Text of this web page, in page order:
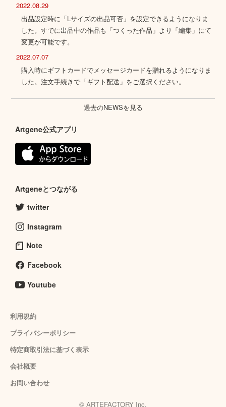
2022.08.29
出品設定時に「Lサイズの出品可否」を設定できるようになりま
した。すでに出品中の作品も「つくった作品」より「編集」にて
変更が可能です。
2022.07.07
購入時にギフトカードでメッセージカードを贈れるようになりま
した。注文手続きで「ギフト配送」をご選択ください。
過去のNEWSを見る
Artgene公式アプリ
Artgeneとつながる
twitter
Instagram
Note
Facebook
Youtube
利用規約
プライバシーポリシー
特定商取引法に基づく表示
会社概要
お問い合わせ
© ARTEFACTORY Inc.